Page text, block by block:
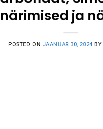
ja
POSTED ON JAANUAR 30, 2024 BY